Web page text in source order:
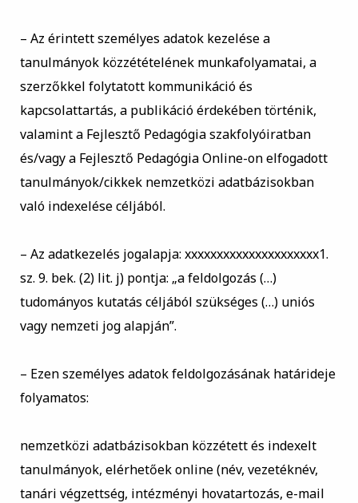
– Az érintett személyes adatok kezelése a
tanulmányok közzétételének munkafolyamatai, a
szerzőkkel folytatott kommunikáció és
kapcsolattartás, a publikáció érdekében történik,
valamint a Fejlesztő Pedagógia szakfolyóiratban
és/vagy a Fejlesztő Pedagógia Online-on elfogadott
tanulmányok/cikkek nemzetközi adatbázisokban
való indexelése céljából.
– Az adatkezelés jogalapja: xxxxxxxxxxxxxxxxxxxxx1.
sz. 9. bek. (2) lit. j) pontja: „a feldolgozás (…)
tudományos kutatás céljából szükséges (…) uniós
vagy nemzeti jog alapján”.
– Ezen személyes adatok feldolgozásának határideje
folyamatos:
nemzetközi adatbázisokban közzétett és indexelt
tanulmányok, elérhetőek online (név, vezetéknév,
tanári végzettség, intézményi hovatartozás, e-mail